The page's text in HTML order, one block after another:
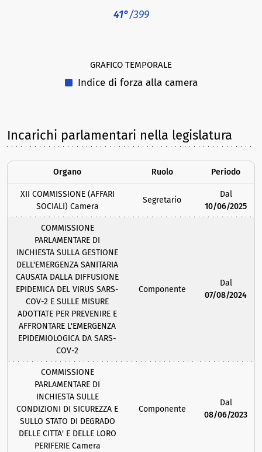
41°/399
GRAFICO TEMPORALE
Indice di forza alla camera
Incarichi parlamentari nella legislatura
Organo Ruolo Periodo
XII COMMISSIONE (AFFARI
SOCIALI) Camera
Segretario
Dal
10/06/2025
COMMISSIONE
PARLAMENTARE DI
INCHIESTA SULLA GESTIONE
DELL'EMERGENZA SANITARIA
CAUSATA DALLA DIFFUSIONE
EPIDEMICA DEL VIRUS SARS-
COV-2 E SULLE MISURE
ADOTTATE PER PREVENIRE E
AFFRONTARE L'EMERGENZA
EPIDEMIOLOGICA DA SARS-
COV-2
Componente
Dal
07/08/2024
COMMISSIONE
PARLAMENTARE DI
INCHIESTA SULLE
CONDIZIONI DI SICUREZZA E
SULLO STATO DI DEGRADO
DELLE CITTA' E DELLE LORO
PERIFERIE Camera
Componente
Dal
08/06/2023